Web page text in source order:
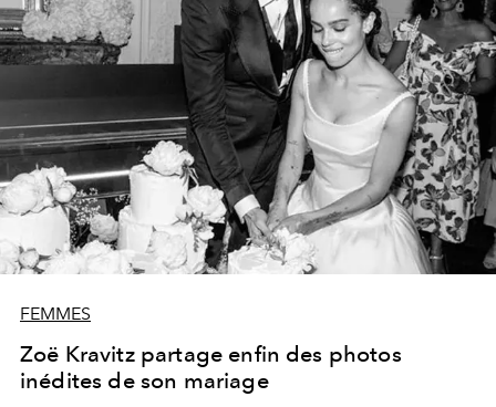
FEMMES
Zoë Kravitz partage enfin des photos
inédites de son mariage